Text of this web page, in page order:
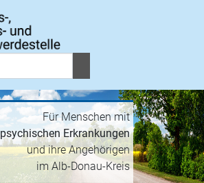
Für Menschen mit
psychischen Erkrankungen
und ihre Angehörigen
im Alb-Donau-Kreis